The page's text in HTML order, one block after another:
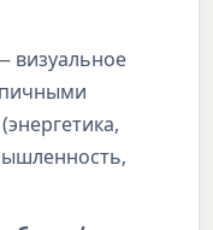
визуальное